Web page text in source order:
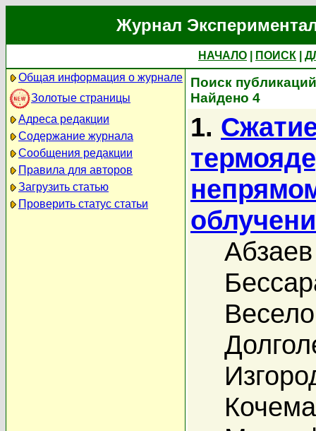
Журнал
НАЧАЛО ПОИСК
Общая информация о журнале
Золотые страницы
Адреса редакции
Содержание журнала
Сообщения редакции
Правила для авторов
Загрузить статью
Проверить статус статьи
Поиск
Найдено 4
1.